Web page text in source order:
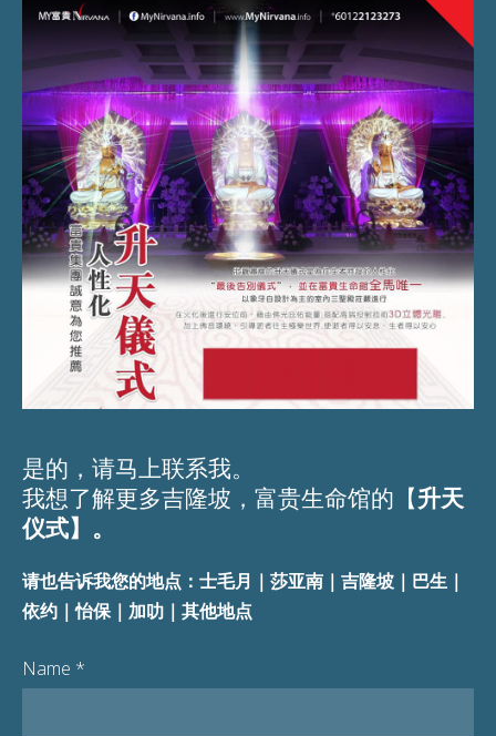
是的，请马上联系我。
我想了解更多吉隆坡，富贵生命馆的【升天
仪式】。
请也告诉我您的地点：士毛月｜莎亚南｜吉隆坡｜巴生｜
依约｜怡保｜加叻｜其他地点
Name *